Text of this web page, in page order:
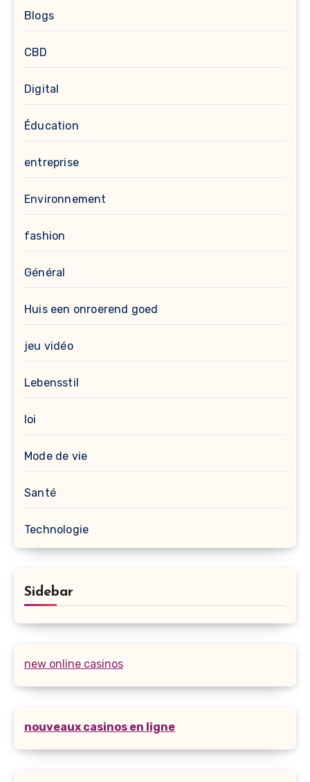
Blogs
CBD
Digital
Éducation
entreprise
Environnement
fashion
Général
Huis een onroerend goed
jeu vidéo
Lebensstil
loi
Mode de vie
Santé
Technologie
Sidebar
new online casinos
nouveaux casinos en ligne